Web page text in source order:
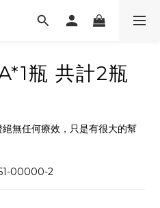
瓶 共計2瓶
無任何療效，只是有很大的幫
00000-2